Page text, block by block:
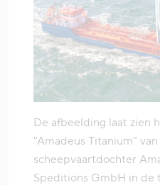
De afbeelding laat zien
"Amadeus Titanium"
scheepvaartdochter
Speditions GmbH in de